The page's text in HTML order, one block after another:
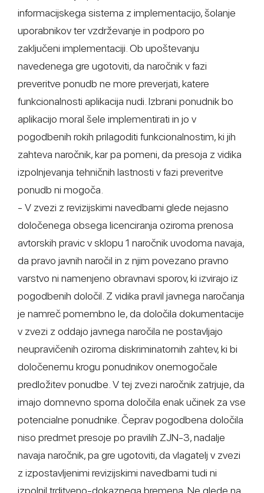
informacijskega sistema z implementacijo, šolanje
uporabnikov ter vzdrževanje in podporo po
zaključeni implementaciji. Ob upoštevanju
navedenega gre ugotoviti, da naročnik v fazi
preveritve ponudb ne more preverjati, katere
funkcionalnosti aplikacija nudi. Izbrani ponudnik bo
aplikacijo moral šele implementirati in jo v
pogodbenih rokih prilagoditi funkcionalnostim, ki jih
zahteva naročnik, kar pa pomeni, da presoja z vidika
izpolnjevanja tehničnih lastnosti v fazi preveritve
ponudb ni mogoča.
- V zvezi z revizijskimi navedbami glede nejasno
določenega obsega licenciranja oziroma prenosa
avtorskih pravic v sklopu 1 naročnik uvodoma navaja,
da pravo javnih naročil in z njim povezano pravno
varstvo ni namenjeno obravnavi sporov, ki izvirajo iz
pogodbenih določil. Z vidika pravil javnega naročanja
je namreč pomembno le, da določila dokumentacije
v zvezi z oddajo javnega naročila ne postavljajo
neupravičenih oziroma diskriminatornih zahtev, ki bi
določenemu krogu ponudnikov onemogočale
predložitev ponudbe. V tej zvezi naročnik zatrjuje, da
imajo domnevno sporna določila enak učinek za vse
potencialne ponudnike. Čeprav pogodbena določila
niso predmet presoje po pravilih ZJN-3, nadalje
navaja naročnik, pa gre ugotoviti, da vlagatelj v zvezi
z izpostavljenimi revizijskimi navedbami tudi ni
izpolnil trditveno-dokaznega bremena. Ne glede na